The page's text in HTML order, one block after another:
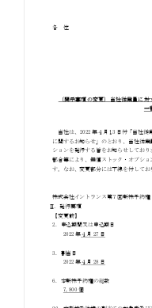
お問い合わせ
免責事項サイトマップ